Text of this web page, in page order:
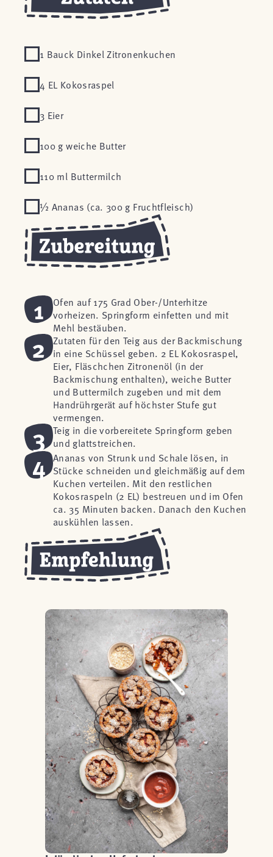
1 Bauck Dinkel Zitronenkuchen
4 EL Kokosraspel
3 Eier
100 g weiche Butter
110 ml Buttermilch
½ Ananas (ca. 300 g Fruchtfleisch)
1
Ofen auf 175 Grad Ober-/Unterhitze
vorheizen. Springform einfetten und mit
Mehl bestäuben.
2
Zutaten für den Teig aus der Backmischung
in eine Schüssel geben. 2 EL Kokosraspel,
Eier, Fläschchen Zitronenöl (in der
Backmischung enthalten), weiche Butter
und Buttermilch zugeben und mit dem
Handrührgerät auf höchster Stufe gut
vermengen.
3
Teig in die vorbereitete Springform geben
und glattstreichen.
4 Ananas von Strunk und Schale lösen, in
Stücke schneiden und gleichmäßig auf dem
Kuchen verteilen. Mit den restlichen
Kokosraspeln (2 EL) bestreuen und im Ofen
ca. 35 Minuten backen. Danach den Kuchen
auskühlen lassen.